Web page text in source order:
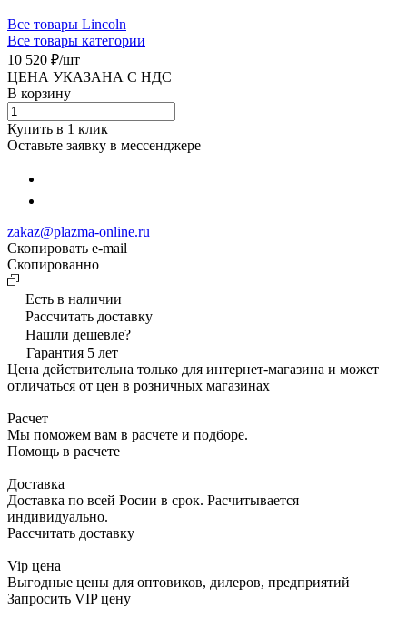
Все товары Lincoln
Все товары категории
10 520 ₽/шт
ЦЕНА УКАЗАНА С НДС
В корзину
Купить в 1 клик
Оставьте заявку в мессенджере
zakaz@plazma-online.ru
Скопировать e-mail
Cкопированно
Есть в наличии
Рассчитать доставку
Нашли дешевле?
Гарантия 5 лет
Цена действительна только для интернет-магазина и может
отличаться от цен в розничных магазинах
Расчет
Мы поможем вам в расчете и подборе.
Помощь в расчете
Доставка
Доставка по всей Росии в срок. Расчитывается
индивидуально.
Рассчитать доставку
Vip цена
Выгодные цены для оптовиков, дилеров, предприятий
Запросить VIP цену